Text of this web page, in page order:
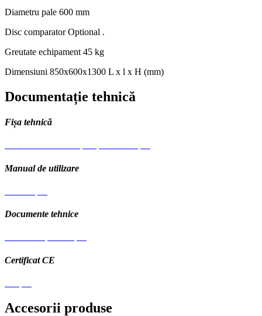
Diametru pale 600 mm
Disc comparatorOptional .
Greutate echipament 45 kg
Dimensiuni 850x600x1300 L x l x H (mm)
Documentație tehnică
Fișa tehnică
Manual de utilizare
Documente tehnice
Certificat CE
Accesorii produse